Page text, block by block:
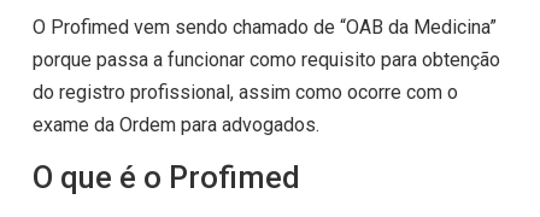
O Profimed vem sendo chamado de “OAB da Medicina”
porque passa a funcionar como requisito para obtenção
do registro profissional, assim como ocorre com o
exame da Ordem para advogados.
O que é o Profimed